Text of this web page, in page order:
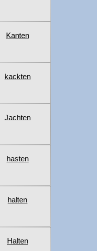
Kanten
kackten
Jachten
hasten
halten
Halten